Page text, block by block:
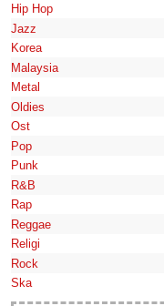
Hip Hop
Jazz
Korea
Malaysia
Metal
Oldies
Ost
Pop
Punk
R&B
Rap
Reggae
Religi
Rock
Ska